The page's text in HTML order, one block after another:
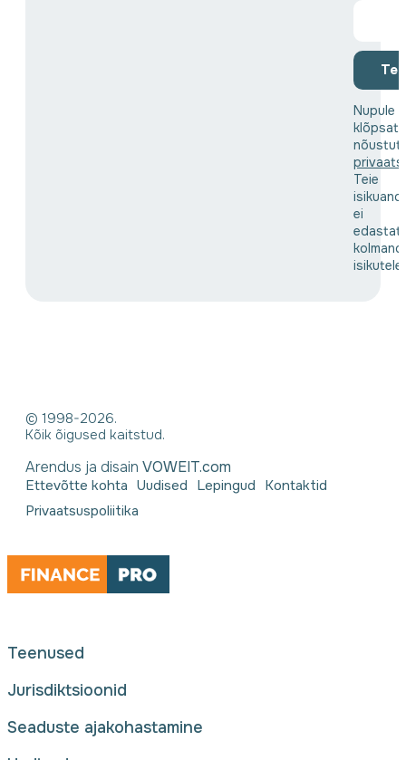
Nupule
Teie
ei
isikutele
© 1998-2026.
Kõik õigused kaitstud.
Arendus ja disain VOWEIT.com
Ettevõtte kohta Uudised Lepingud Kontaktid
Privaatsuspoliitika
Teenused
Jurisdiktsioonid
Seaduste ajakohastamine